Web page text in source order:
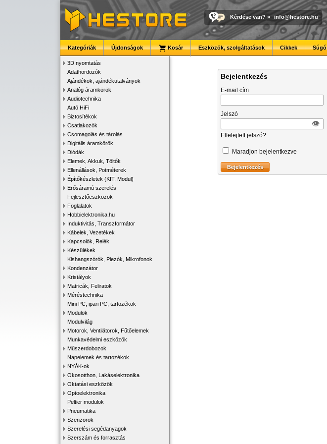
Kérdése van? » info@hestore.hu
Kategóriák Újdonságok Kosár Eszközök, szolgáltatások Cikkek Súgó
3D nyomtatás
Adathordozók
Ajándékok, ajándékutalványok
Analóg áramkörök
Audiotechnika
Autó HiFi
Biztosítékok
Csatlakozók
Csomagolás és tárolás
Digitális áramkörök
Diódák
Elemek, Akkuk, Töltők
Ellenállások, Potméterek
Építőkészletek (KIT, Modul)
Erősáramú szerelés
Fejlesztőeszközök
Foglalatok
Hobbielektronika.hu
Induktivitás, Transzformátor
Kábelek, Vezetékek
Kapcsolók, Relék
Készülékek
Kishangszórók, Piezók, Mikrofonok
Kondenzátor
Kristályok
Matricák, Feliratok
Méréstechnika
Mini PC, ipari PC, tartozékok
Modulok
Modulvilág
Motorok, Ventilátorok, Fűtőelemek
Munkavédelmi eszközök
Műszerdobozok
Napelemek és tartozékok
NYÁK-ok
Okosotthon, Lakáselektronika
Oktatási eszközök
Optoelektronika
Peltier modulok
Pneumatika
Szenzorok
Szerelési segédanyagok
Szerszám és forrasztás
Bejelentkezés
E-mail cím
Jelszó
👁︎
Elfelejtett jelszó?
Maradjon bejelentkezve